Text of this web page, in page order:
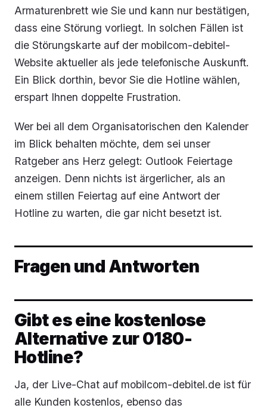
Armaturenbrett wie Sie und kann nur bestätigen,
dass eine Störung vorliegt. In solchen Fällen ist
die Störungskarte auf der mobilcom-debitel-
Website aktueller als jede telefonische Auskunft.
Ein Blick dorthin, bevor Sie die Hotline wählen,
erspart Ihnen doppelte Frustration.
Wer bei all dem Organisatorischen den Kalender
im Blick behalten möchte, dem sei unser
Ratgeber ans Herz gelegt: Outlook Feiertage
anzeigen. Denn nichts ist ärgerlicher, als an
einem stillen Feiertag auf eine Antwort der
Hotline zu warten, die gar nicht besetzt ist.
Fragen und Antworten
Gibt es eine kostenlose
Alternative zur 0180-
Hotline?
Ja, der Live-Chat auf mobilcom-debitel.de ist für
alle Kunden kostenlos, ebenso das